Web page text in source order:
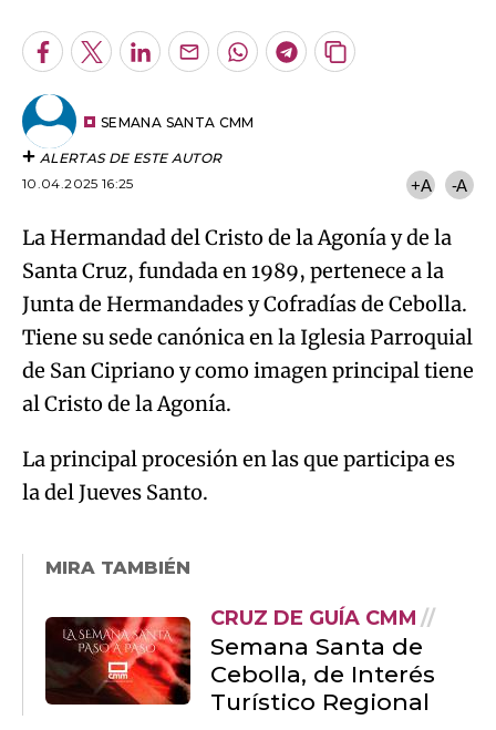
Facebook
TwitterLinkedInEnviarWhatsapp
Telegram
Copiar
SEMANA SANTA CMM
ALERTAS DE ESTE AUTOR
10.04.2025 16:25
+A -A
La Hermandad del Cristo de la Agonía y de la
Santa Cruz, fundada en 1989, pertenece a la
Junta de Hermandades y Cofradías de Cebolla.
Tiene su sede canónica en la Iglesia Parroquial
de San Cipriano y como imagen principal tiene
al Cristo de la Agonía.
La principal procesión en las que participa es
la del Jueves Santo.
MIRA TAMBIÉN
CRUZ DE GUÍA CMM
Semana Santa de
Cebolla, de Interés
Turístico Regional